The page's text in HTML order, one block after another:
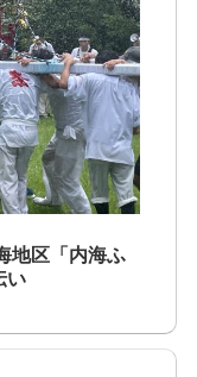
地区「内海ふ
い